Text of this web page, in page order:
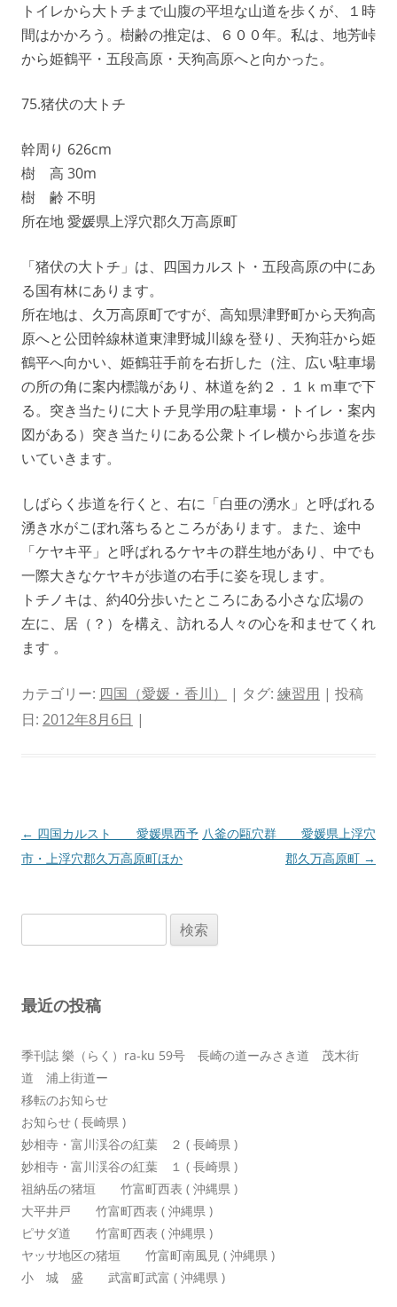
トイレから大トチまで山腹の平坦な山道を歩くが、１時
間はかかろう。樹齢の推定は、６００年。私は、地芳峠
から姫鶴平・五段高原・天狗高原へと向かった。
75.猪伏の大トチ
幹周り 626cm
樹 高 30m
樹 齢 不明
所在地 愛媛県上浮穴郡久万高原町
「猪伏の大トチ」は、四国カルスト・五段高原の中にあ
る国有林にあります。
所在地は、久万高原町ですが、高知県津野町から天狗高
原へと公団幹線林道東津野城川線を登り、天狗荘から姫
鶴平へ向かい、姫鶴荘手前を右折した（注、広い駐車場
の所の角に案内標識があり、林道を約２．１ｋｍ車で下
る。突き当たりに大トチ見学用の駐車場・トイレ・案内
図がある）突き当たりにある公衆トイレ横から歩道を歩
いていきます。
しばらく歩道を行くと、右に「白亜の湧水」と呼ばれる
湧き水がこぼれ落ちるところがあります。また、途中
「ケヤキ平」と呼ばれるケヤキの群生地があり、中でも
一際大きなケヤキが歩道の右手に姿を現します。
トチノキは、約40分歩いたところにある小さな広場の
左に、居（？）を構え、訪れる人々の心を和ませてくれ
ます 。
カテゴリー: 四国（愛媛・香川） | タグ: 練習用 | 投稿
日: 2012年8月6日 |
投
稿
ョ
← 四国カルスト 愛媛県西予
市・上浮穴郡久万高原町ほか
八釜の甌穴群 愛媛県上浮穴
郡久万高原町 →
索:
最近の投稿
季刊誌 樂（らく）ra-ku 59号 長崎の道ーみさき道 茂木街
道 浦上街道ー
移転のお知らせ
お知らせ ( 長崎県 )
妙相寺・富川渓谷の紅葉 ２ ( 長崎県 )
妙相寺・富川渓谷の紅葉 １ ( 長崎県 )
祖納岳の猪垣 竹富町西表 ( 沖縄県 )
大平井戸 竹富町西表 ( 沖縄県 )
ピサダ道 竹富町西表 ( 沖縄県 )
ヤッサ地区の猪垣 竹富町南風見 ( 沖縄県 )
小 城 盛 武富町武富 ( 沖縄県 )